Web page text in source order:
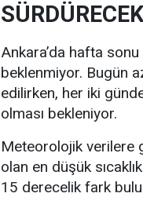
SÜRDÜRECEK
Ankara’da hafta
beklenmiyor. Bugün
edilirken, her iki
olması bekleniyor.
Meteorolojik verilere
olan en düşük
15 derecelik fark